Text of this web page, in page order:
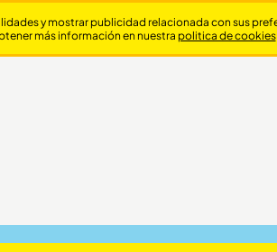
y mostrar publicidad relacionada con sus
más información en nuestra politica de cookies